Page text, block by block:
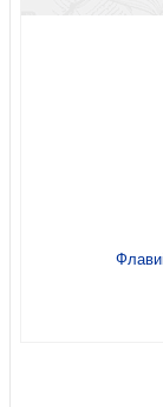
Самая
Поверить